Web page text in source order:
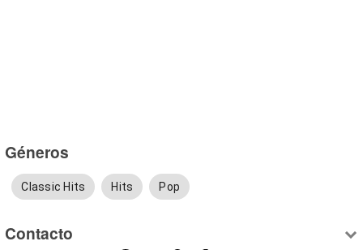
Géneros
Classic Hits Hits Pop
Contacto